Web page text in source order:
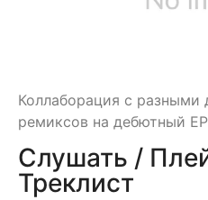
Коллаборация с
ремиксов на дебютный
Слушать /
Треклист